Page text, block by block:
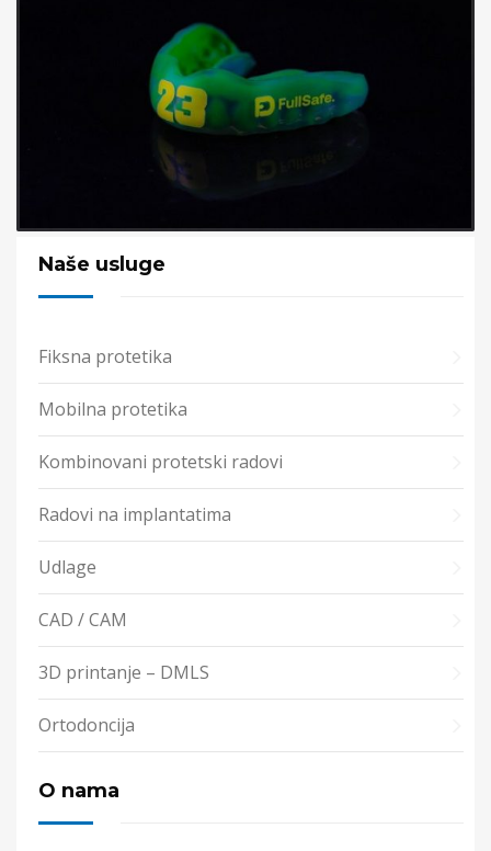
Naše usluge
Fiksna protetika
Mobilna protetika
Kombinovani protetski radovi
Radovi na implantatima
Udlage
CAD / CAM
3D printanje – DMLS
Ortodoncija
O nama